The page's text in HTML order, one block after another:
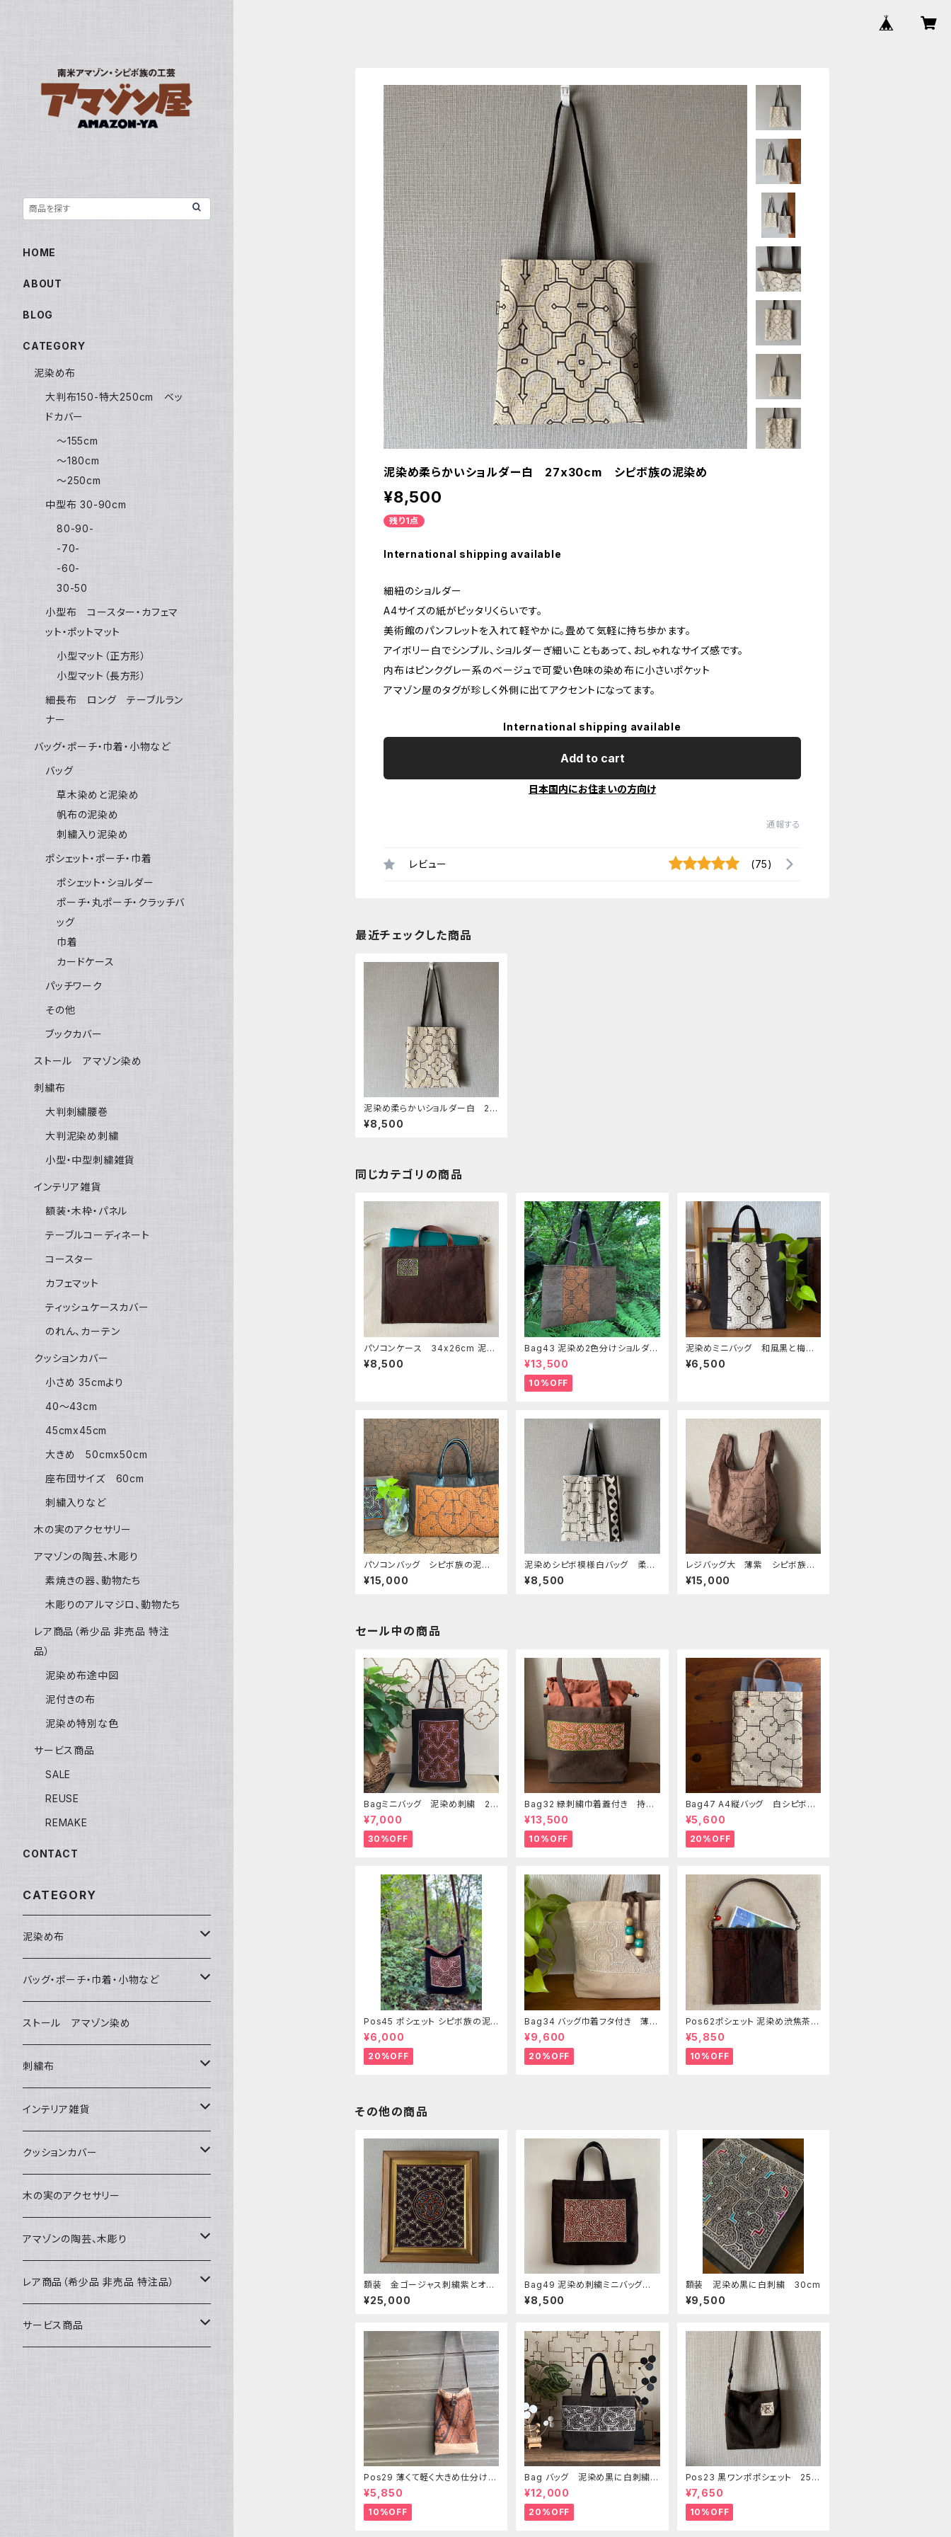
泥染め柔らかいショルダー白 27x30cm シピボ族の泥染め
¥8,500
残り1点
International shipping available
細紐のショルダー
A4サイズの紙がピッタリくらいです。
美術館のパンフレットを入れて軽やかに。畳めて気軽に持ち歩かます。
アイボリー白でシンプル、ショルダーぎ細いこともあって、おしゃれなサイズ感です。
内布はピンクグレー系のベージュで可愛い色味の染め布に小さいポケット
アマゾン屋のタグが珍しく外側に出てアクセントになってます。
International shipping available
Add to cart
日本国内にお住まいの方向け
通報する
レビュー (75)
最近チェックした商品
泥染め柔らかいショルダー白 27
x30cm シピボ族の泥染め
¥8,500
同じカテゴリの商品
パソコンケース 34x26cm 泥染
め緑刺繍 シピボ族の泥染め クラ
ッチバッグ11
¥8,500
Bag43 泥染め2色分けショルダー
バッグ 37x27cm パソコンバッ
グ シピボ族の泥染め
¥13,500
10%OFF
泥染めミニバッグ 和風黒と梅
シピボ族の泥染め オリジナルバ
ッグ A4幅
¥6,500
パソコンバッグ シピボ族の泥染
めを手縫いキルト 本革の持ち手
¥15,000
泥染めシピボ模様白バッグ 柔ら
かいアナコンダ白 31x32cm ぺ
たんこシピボバッグ
¥8,500
レジバッグ大 薄紫 シピボ族の
泥染め 38cm
¥15,000
セール中の商品
Bagミニバッグ 泥染め刺繍 20
x28cm iPadケース お出かけバ
ッグ 先住民族 工芸 手刺繍 S
hipibo bag 手仕事
¥7,000
30%OFF
Bag32 緑刺繍巾着蓋付き 持ち
手裏泥染め無地 巾着蓋奄美大
島の車輪梅色 シピボバック
¥13,500
10%OFF
Bag47 A4縦バッグ 白シピボ模
様 シピボ族の泥染め
¥5,600
20%OFF
Pos45 ポシェット シピボ族の泥
染め刺繍のショルダー
¥6,000
20%OFF
Bag34 バッグ巾着フタ付き 薄い
ピンク系ベージュ シピボ族の手刺
繍シャーベットカラー
¥9,600
20%OFF
Pos62ポシェット 泥染め渋焦茶フ
ァスナーポーチ 20x18cm 渋い
泥染めアレンジ 男性用小物入
れ 暇の付け替え可能
¥5,850
10%OFF
その他の商品
額装 金ゴージャス刺繍紫とオレ
ンジ シピボ族の刺繍 泥染め
民藝のある暮らし インテリア雑
¥25,000
Bag49 泥染め刺繍ミニバッグ 3
0x29cm タブレットバッグ シピ
ボ族の泥染め 両面泥染め
¥8,500
額装 泥染め黒に白刺繍 30cm
¥9,500
Pos29 薄くて軽く大きめ仕分けポ
シェット シピボ族の泥染め 世
界の民藝布
¥5,850
10%OFF
Bag バッグ 泥染め黒に白刺繍 3
3x21x10 シンプル
¥12,000
20%OFF
Pos23 黒ワンポポシェット 25x
20x6cm 両面オリジナルワンポデ
ザイン シピボ族の泥染め
¥7,650
10%OFF
HOME
ABOUT
BLOG
CATEGORY
泥染め布
大判布150-特大250cm ベッ
ドカバー
〜155cm
〜180cm
〜250cm
中型布 30-90cm
80-90-
-70-
-60-
30-50
小型布 コースター・カフェマ
ット・ポットマット
小型マット（正方形）
小型マット（長方形）
細長布 ロング テーブルラン
ナー
バッグ・ポーチ・巾着・小物など
バッグ
草木染めと泥染め
帆布の泥染め
刺繍入り泥染め
ポシェット・ポーチ・巾着
ポシェット・ショルダー
ポーチ・丸ポーチ・クラッチバ
ッグ
巾着
カードケース
パッチワーク
その他
ブックカバー
ストール アマゾン染め
刺繍布
大判刺繍腰巻
大判泥染め刺繍
小型・中型刺繍雑貨
インテリア雑貨
額装・木枠・パネル
テーブルコーディネート
コースター
カフェマット
ティッシュケースカバー
のれん、カーテン
クッションカバー
小さめ 35cmより
40〜43cm
45cmx45cm
大きめ 50cmx50cm
座布団サイズ 60cm
刺繍入りなど
木の実のアクセサリー
アマゾンの陶芸、木彫り
素焼きの器、動物たち
木彫りのアルマジロ、動物たち
レア商品（希少品 非売品 特注
品）
泥染め布途中図
泥付きの布
泥染め特別な色
サービス商品
SALE
REUSE
REMAKE
CONTACT
CATEGORY
泥染め布
大判布150-特大250cm ベッドカバ
ー
中型布 30-90cm
30-50
小型布 コースター・カフェマット・ポ
ットマット
小型マット（正方形）
細長布 ロング テーブルランナー
バッグ・ポーチ・巾着・小物など
バッグ
草木染めと泥染め
帆布の泥染め
ポシェット・ポーチ・巾着
ポシェット・ショルダー
ポーチ・丸ポーチ・クラッチバッグ
パッチワーク
その他
ブックカバー
ストール アマゾン染め
刺繍布
大判刺繍腰巻
大判泥染め刺繍
小型・中型刺繍雑貨
インテリア雑貨
額装・木枠・パネル
テーブルコーディネート
コースター
カフェマット
ティッシュケースカバー
クッションカバー
小さめ 35cmより
40〜43cm
45cmx45cm
大きめ 50cmx50cm
木の実のアクセサリー
アマゾンの陶芸、木彫り
素焼きの器、動物たち
木彫りのアルマジロ、動物たち
レア商品（希少品 非売品 特注品）
泥染め布途中図
サービス商品